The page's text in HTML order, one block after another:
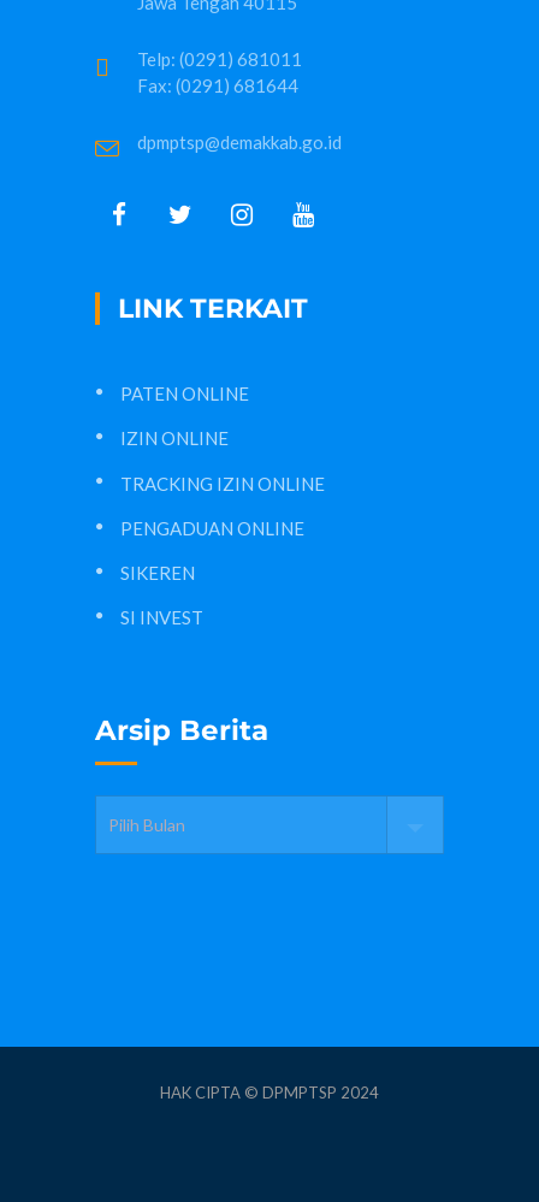
Telp: (0291) 681011
Fax: (0291) 681644
dpmptsp@demakkab.go.id
LINK TERKAIT
PATEN ONLINE
IZIN ONLINE
TRACKING IZIN ONLINE
PENGADUAN ONLINE
SIKEREN
SI INVEST
Arsip Berita
HAK CIPTA © DPMPTSP 2024